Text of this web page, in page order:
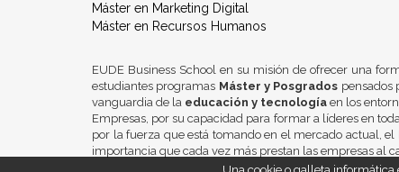
Máster en Marketing Digital
Máster en Recursos Humanos
EUDE Business School en su misión de ofrecer una
estudiantes programas Máster y Posgrados pensados
vanguardia de la educación y tecnología en los
Empresas, por su capacidad para formar a líderes en
por la fuerza que está tomando en el mercado actual,
importancia que cada vez más prestan las empresas al